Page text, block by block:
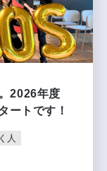
2026年度
ートです！
人